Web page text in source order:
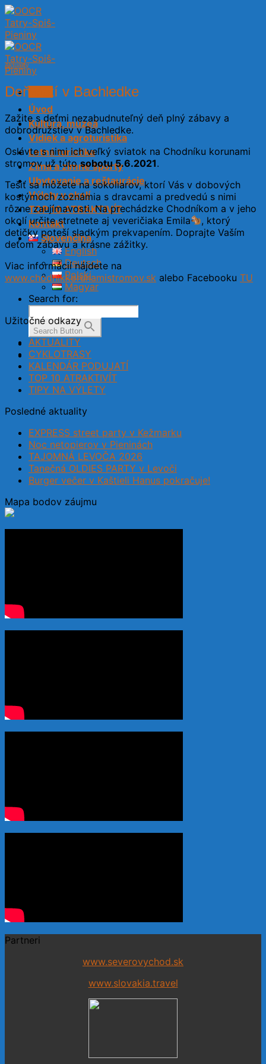
Skip
to
content
Úvod
Kultúra, múzeá
Vidiek a agroturistika
Letná turistika
Zima a zimné športy
Ubytovanie a reštaurácie
Výlety v okolí
TOP 10 ATRAKTIVÍT
Kontakt
Slovenčina
English
Deutsch
Polski
Magyar
Search for:
Search Button
Aktuality
Deň detí v Bachledke
Zažite s deťmi nezabudnuteľný deň plný zábavy a
dobrodružstiev v Bachledke.
Oslávte s nimi ich veľký sviatok na Chodníku korunami
stromov už tútosobotu 5.6.2021.
Tešiť sa môžete na sokoliarov, ktorí Vás v dobových
kostýmoch zoznámia s dravcami a predvedú s nimi
rôzne zaujímavosti. Na prechádzke Chodníkom a v jeho
okolí určite stretnete aj veveričiaka Emila
, ktorý
detičky poteší sladkým prekvapením. Doprajte Vaším
deťom zábavu a krásne zážitky.
Viac informácií nájdete na
www.chodnikkorunamistromov.sk alebo Facebooku TU
Užitočné odkazy
AKTUALITY
CYKLOTRASY
KALENDÁR PODUJATÍ
TOP 10 ATRAKTIVÍT
TIPY NA VÝLETY
Posledné aktuality
EXPRESS street party v Kežmarku
Noc netopierov v Pieninách
TAJOMNÁ LEVOČA 2026
Tanečná OLDIES PARTY v Levoči
Burger večer v Kaštieli Hanus pokračuje!
Mapa bodov záujmu
Partneri
www.severovychod.sk
www.slovakia.travel